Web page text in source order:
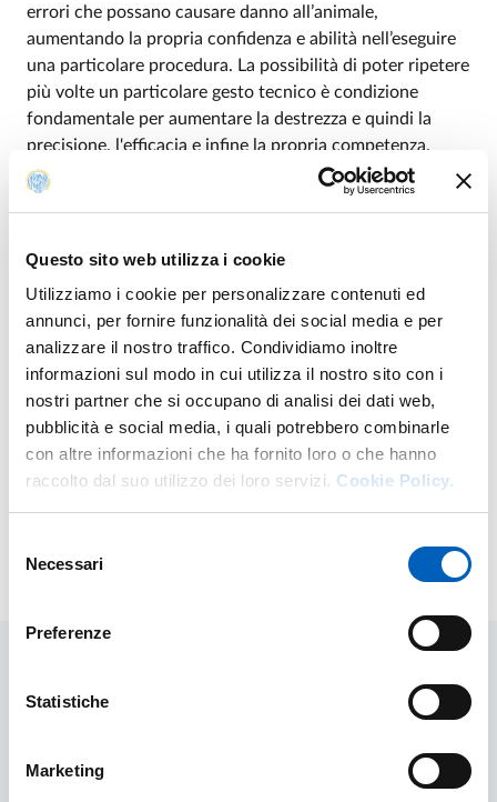
Questo sito web utilizza i cookie
Utilizziamo i cookie per personalizzare contenuti ed
annunci, per fornire funzionalità dei social media e per
analizzare il nostro traffico. Condividiamo inoltre
informazioni sul modo in cui utilizza il nostro sito con i
nostri partner che si occupano di analisi dei dati web,
pubblicità e social media, i quali potrebbero combinarle
con altre informazioni che ha fornito loro o che hanno
raccolto dal suo utilizzo dei loro servizi. Cookie Policy.
delNecessari
Preferenze
Statistiche
Marketing
errori che possano causare danno all’animale,
aumentando la propria confidenza e abilità nell’eseguire
una particolare procedura. La possibilità di poter ripetere
più volte un particolare gesto tecnico è condizione
fondamentale per aumentare la destrezza e quindi la
precisione, l'efficacia e infine la propria competenza.
Gli ambiti per esercitarsi sono moltissimi, sono presenti
infatti diversi modelli animali, tra cui cani, gatti, cavalli e
manipolazione/postura degli animali di piccola/media
taglia, fino ai manichini, sui quali è possibile effettuare
diverse operazioni, come palpazioni transrettali, prelievi e
molto altro.
Tutor di riferimento:
SGANZERLA Jacopo (jacopo.sganzerla@unipr.it)
TIRELLI Isabella (isabella.tirelli@unipr.it)
TIROLO Alessandro (alessandro.tirolo@unipr.it)
Modificato il
Contenuti correlati